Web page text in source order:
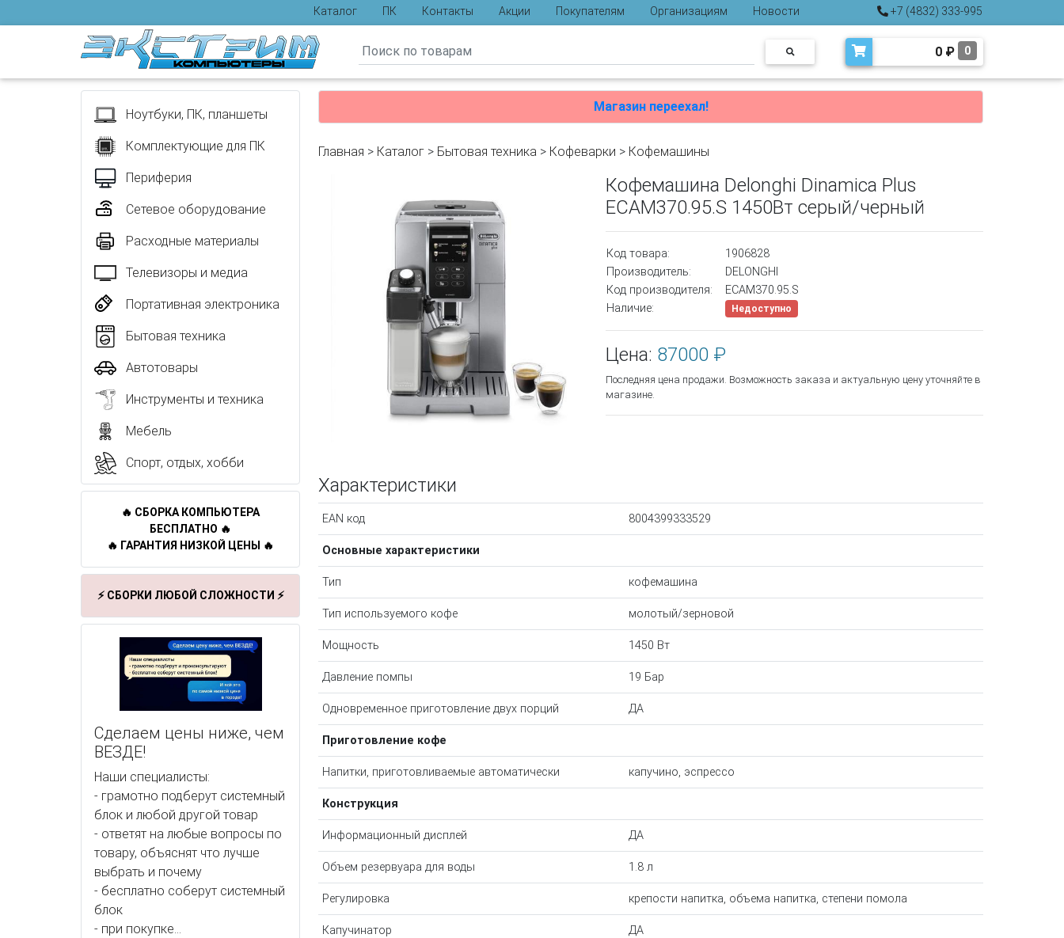
Каталог ПК Контакты Акции Покупателям Организациям
Новости
Отзывы
+7 (4832) 333-995
0 ₽ 0
Ноутбуки, ПК, планшеты
Комплектующие для ПК
Периферия
Сетевое оборудование
Расходные материалы
Телевизоры и медиа
Портативная электроника
Бытовая техника
Автотовары
Инструменты и техника
Мебель
Спорт, отдых, хобби
🔥 СБОРКА КОМПЬЮТЕРА
БЕСПЛАТНО 🔥
🔥 ГАРАНТИЯ НИЗКОЙ ЦЕНЫ 🔥
⚡ СБОРКИ ЛЮБОЙ СЛОЖНОСТИ ⚡
Сделаем цены ниже, чем
ВЕЗДЕ!
Наши специалисты:
- грамотно подберут системный
блок и любой другой товар
- ответят на любые вопросы по
товару, объяснят что лучше
выбрать и почему
- бесплатно соберут системный
блок
- при покупке...
Магазин переехал!
Главная > Каталог > Бытовая техника > Кофеварки > Кофемашины
Кофемашина Delonghi Dinamica Plus
ECAM370.95.S 1450Вт серый/черный
Код товара:
1906828
Производитель:
DELONGHI
Код производителя:
ECAM370.95.S
Наличие:
Недоступно
Цена: 87000 ₽
Последняя цена продажи. Возможность заказа и актуальную цену уточняйте в
магазине.
Характеристики
EAN код 8004399333529
Основные характеристики
Тип кофемашина
Тип используемого кофе молотый/зерновой
Мощность 1450 Вт
Давление помпы 19 Бар
Одновременное приготовление двух порций ДА
Приготовление кофе
Напитки, приготовливаемые автоматически капучино, эспрессо
Конструкция
Информационный дисплей ДА
Объем резервуара для воды 1.8 л
Регулировка крепости напитка, объема напитка, степени помола
Капучинатор ДА